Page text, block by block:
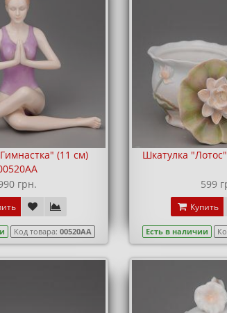
(11 см)
грн.
Код товара:00520AA
Шкатулка
599
Купить
Есть в наличии